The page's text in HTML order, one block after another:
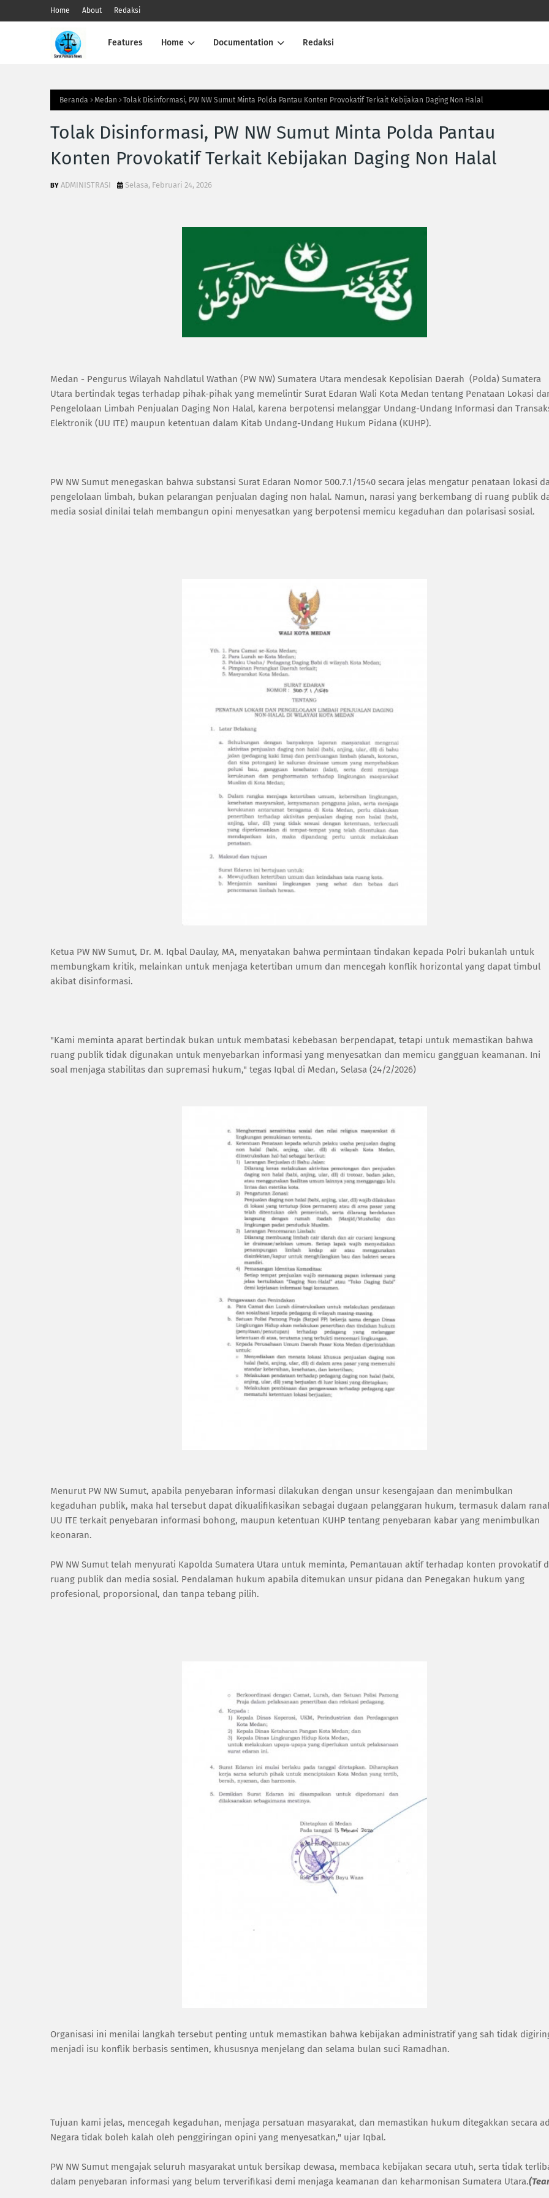
Home About Redaksi
Features Home Documentation Redaksi
Beranda Medan Tolak Disinformasi, PW NW Sumut Minta Polda Pantau Konten Provokatif Terkait Kebijakan Daging Non Halal
Tolak Disinformasi, PW NW Sumut Minta Polda Pantau
Konten Provokatif Terkait Kebijakan Daging Non Halal
ADMINISTRASI Selasa, Februari 24, 2026
Medan - Pengurus Wilayah Nahdlatul Wathan (PW NW) Sumatera Utara mendesak Kepolisian Daerah (Polda) Sumatera
Utara bertindak tegas terhadap pihak-pihak yang memelintir Surat Edaran Wali Kota Medan tentang Penataan Lokasi
Pengelolaan Limbah Penjualan Daging Non Halal, karena berpotensi melanggar Undang-Undang Informasi dan
Elektronik (UU ITE) maupun ketentuan dalam Kitab Undang-Undang Hukum Pidana (KUHP).
‎PW NW Sumut menegaskan bahwa substansi Surat Edaran Nomor 500.7.1/1540 secara jelas mengatur penataan lokasi
pengelolaan limbah, bukan pelarangan penjualan daging non halal. Namun, narasi yang berkembang di ruang publik
media sosial dinilai telah membangun opini menyesatkan yang berpotensi memicu kegaduhan dan polarisasi sosial.
‎Ketua PW NW Sumut, Dr. M. Iqbal Daulay, MA, menyatakan bahwa permintaan tindakan kepada Polri bukanlah untuk
membungkam kritik, melainkan untuk menjaga ketertiban umum dan mencegah konflik horizontal yang dapat timbul
akibat disinformasi.
‎"Kami meminta aparat bertindak bukan untuk membatasi kebebasan berpendapat, tetapi untuk memastikan bahwa
ruang publik tidak digunakan untuk menyebarkan informasi yang menyesatkan dan memicu gangguan keamanan. Ini
soal menjaga stabilitas dan supremasi hukum," tegas Iqbal di Medan, Selasa (24/2/2026)
Menurut PW NW Sumut, apabila penyebaran informasi dilakukan dengan unsur kesengajaan dan menimbulkan
kegaduhan publik, maka hal tersebut dapat dikualifikasikan sebagai dugaan pelanggaran hukum, termasuk dalam
UU ITE terkait penyebaran informasi bohong, maupun ketentuan KUHP tentang penyebaran kabar yang menimbulkan
keonaran.
‎PW NW Sumut telah menyurati Kapolda Sumatera Utara untuk meminta, Pemantauan aktif terhadap konten provokatif
ruang publik dan media sosial. Pendalaman hukum apabila ditemukan unsur pidana dan Penegakan hukum yang
profesional, proporsional, dan tanpa tebang pilih.
‎Organisasi ini menilai langkah tersebut penting untuk memastikan bahwa kebijakan administratif yang sah tidak
menjadi isu konflik berbasis sentimen, khususnya menjelang dan selama bulan suci Ramadhan.
‎Tujuan kami jelas, mencegah kegaduhan, menjaga persatuan masyarakat, dan memastikan hukum ditegakkan secara
Negara tidak boleh kalah oleh penggiringan opini yang menyesatkan," ujar Iqbal.
‎PW NW Sumut mengajak seluruh masyarakat untuk bersikap dewasa, membaca kebijakan secara utuh, serta tidak
dalam penyebaran informasi yang belum terverifikasi demi menjaga keamanan dan keharmonisan Sumatera Utara.